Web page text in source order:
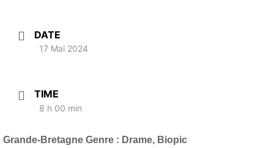
DATE
17 Mai 2024
TIME
8 h 00 min
Grande-Bretagne Genre : Drame, Biopic